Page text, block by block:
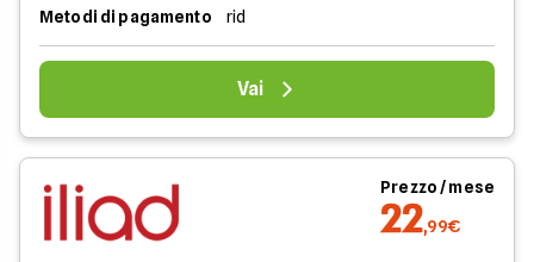
Metodi di pagamento
rid
Vai
Prezzo / mese
22,99€